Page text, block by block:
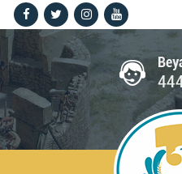
Anasayfa
Kurumsal
Haliliye